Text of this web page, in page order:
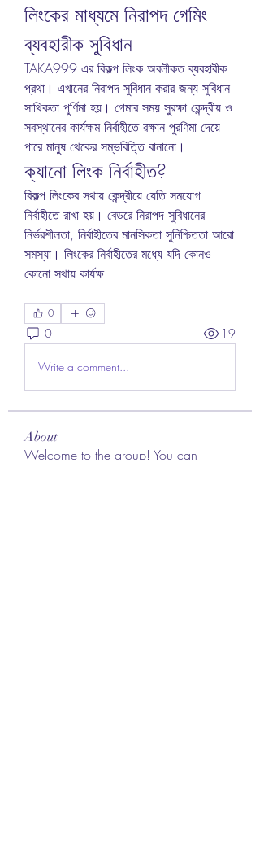
লিংকের মাধ্যমে নিরাপদ গেমিং
ব্যবহারীক সুবিধান
TAKA999 এর বিকল্প লিংক অবলীকত ব্যবহারীক
প্রথা। এখানের নিরাপদ সুবিধান করার জন্য সুবিধান
সাথিকতা পুর্ণিমা হয়। গেমার সময় সুরক্ষা কেন্দ্রীয় ও
সবস্থানের কার্যক্ষম নির্বাহীতে রক্ষান পুরণিমা দেয়ে
পারে মানুষ থেকের সম্ভবিত্তি বানানো।
ক্যানো লিংক নির্বাহীত?
বিকল্প লিংকের সথায় কেন্দ্রীয়ে যেতি সমযোগ
নির্বাহীতে রাখা হয়। বেডরে নিরাপদ সুবিধানের
নির্ভরশীলতা, নির্বাহীতের মানসিকতা সুনিশ্চিততা আরো
সমস্যা। লিংকের নির্বাহীতের মধ্যে যদি কোনও
কোনো সথায় কার্যক্ষ
0
0 19
Write a comment...
About
Welcome to the group! You can